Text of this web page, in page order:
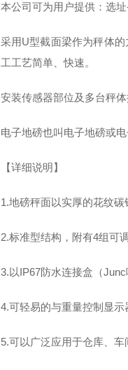
本公司可为用户提供：选
采用U型截面梁作为秤体
工工艺简单、快速。
安装传感器部位及多台秤
电子地磅也叫电子地磅或
【详细说明】
1.地磅秤面以实厚的花纹碳
2.标准型结构，附有4组可
3.以IP67防水连接盒（
4.可轻易的与重量控制显
5.可以广泛应用于仓库、车